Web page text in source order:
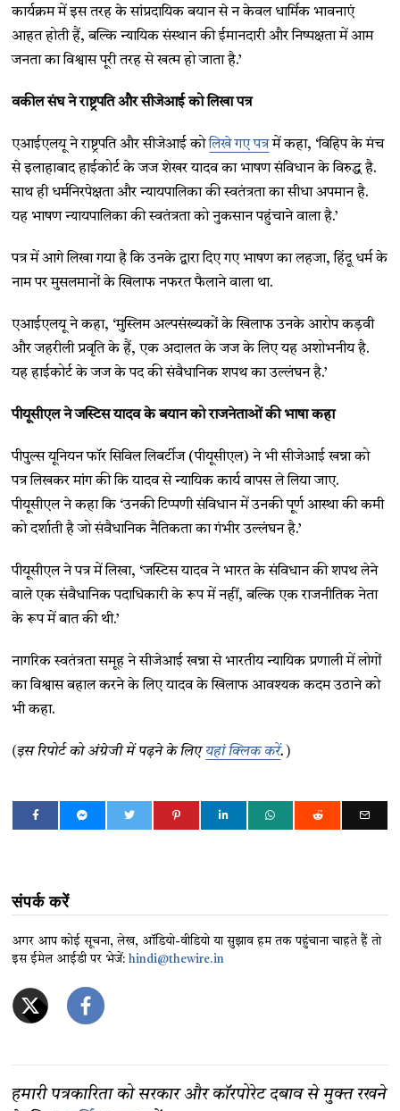
कार्यक्रम में इस तरह के सांप्रदायिक बयान से न केवल धार्मिक भावनाएं
आहत होती हैं, बल्कि न्यायिक संस्थान की ईमानदारी और निष्पक्षता में आम
जनता का विश्वास पूरी तरह से खत्म हो जाता है.’
वकील संघ ने राष्ट्रपति और सीजेआई को लिखा पत्र
एआईएलयू ने राष्ट्रपति और सीजेआई कोलिखे गए पत्रमें कहा, ‘विहिप के मंच
से इलाहाबाद हाईकोर्ट के जज शेखर यादव का भाषण संविधान के विरुद्ध है.
साथ ही धर्मनिरपेक्षता और न्यायपालिका की स्वतंत्रता का सीधा अपमान है.
यह भाषण न्यायपालिका की स्वतंत्रता को नुकसान पहुंचाने वाला है.’
पत्र में आगे लिखा गया है कि उनके द्वारा दिए गए भाषण का लहजा, हिंदू धर्म के
नाम पर मुसलमानों के खिलाफ नफरत फैलाने वाला था.
एआईएलयू ने कहा, ‘मुस्लिम अल्पसंख्यकों के खिलाफ उनके आरोप कड़वी
और जहरीली प्रवृति के हैं, एक अदालत के जज के लिए यह अशोभनीय है.
यह हाईकोर्ट के जज के पद की संवैधानिक शपथ का उल्लंघन है.’
पीयूसीएल ने जस्टिस यादव के बयान को राजनेताओं की भाषा कहा
पीपुल्स यूनियन फॉर सिविल लिबर्टीज (पीयूसीएल) ने भी सीजेआई खन्ना को
पत्र लिखकर मांग की कि यादव से न्यायिक कार्य वापस ले लिया जाए.
पीयूसीएल ने कहा कि ‘उनकी टिप्पणी संविधान में उनकी पूर्ण आस्था की कमी
को दर्शाती है जो संवैधानिक नैतिकता का गंभीर उल्लंघन है.’
पीयूसीएल ने पत्र में लिखा, ‘जस्टिस यादव ने भारत के संविधान की शपथ लेने
वाले एक संवैधानिक पदाधिकारी के रूप में नहीं, बल्कि एक राजनीतिक नेता
के रूप में बात की थी.’
नागरिक स्वतंत्रता समूह ने सीजेआई खन्ना से भारतीय न्यायिक प्रणाली में लोगों
का विश्वास बहाल करने के लिए यादव के खिलाफ आवश्यक कदम उठाने को
भी कहा.
(इस रिपोर्ट को अंग्रेजी में पढ़ने के लिएयहांक्लिक करें.)
संपर्क करें
अगर आप कोई सूचना, लेख, ऑडियो-वीडियो या सुझाव हम तक पहुंचाना चाहते हैं तो
इस ईमेल आईडी पर भेजें:hindi@thewire.in
हमारी पत्रकारिता को सरकार और कॉरपोरेट दबाव से मुक्त रखने